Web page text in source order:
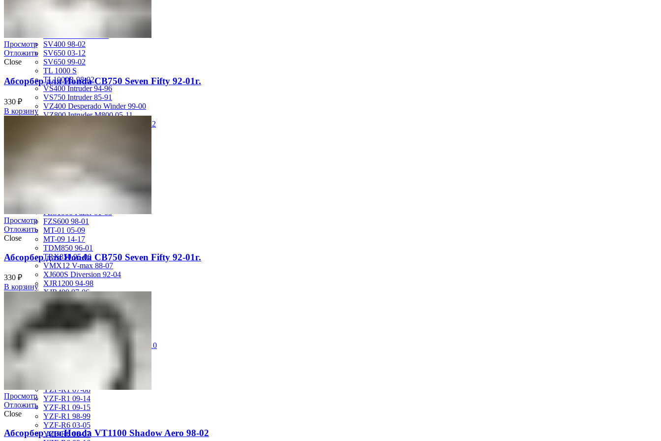
GSX-R750 08-10
SV400 98-02
SV650 03-12
SV650 99-02
TL 1000 S
TL1000R 98-02
VS400 Intruder 94-96
VS750 Intruder 85-91
VZ400 Desperado Winder 99-00
VZ800 Intruder M800 05-11
VZR1800 Boulevard M109R 06-12
FZ-6 N/S 04-07
FZR 400 90-94
FZR1000 87-90
FZS1000 Fazer 01-05
FZS600 98-01
MT-01 05-09
MT-09 14-17
TDM850 96-01
TRX850 95-00
VMX12 V-max 88-07
XJ600S Diversion 92-04
XJR1200 94-98
XJR400 97-06
XV1700 Road Star 04-09
XV1900 Raider 08-17
XV400 Virago 87-94
XV750 Virago 85-87
XVS400 Drag Star 96-99
XVZ1300 Royal Star Venture 01-10
YZF-R1 07-08
YZF-R1 09-14
YZF-R1 09-15
YZF-R1 98-99
YZF-R6 03-05
YZF-R6 06-07
Просмотр
Отложить
Close
Абсорбер для Honda CB750 Seven Fifty 92-01г.
330 ₽
В корзину
Просмотр
Отложить
Close
Абсорбер для Honda CB750 Seven Fifty 92-01г.
330 ₽
В корзину
Просмотр
Отложить
Close
Абсорбер для Honda VT1100 Shadow Aero 98-02